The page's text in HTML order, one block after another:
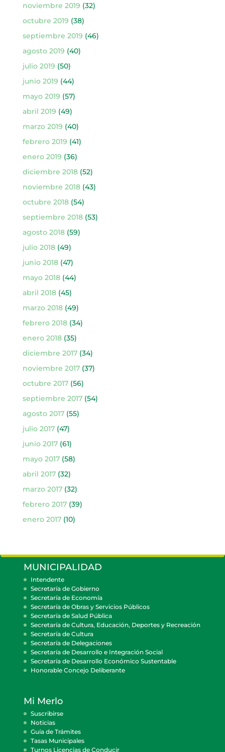
noviembre 2019 (32)
octubre 2019 (38)
septiembre 2019 (46)
agosto 2019 (40)
julio 2019 (50)
junio 2019 (44)
mayo 2019 (57)
abril 2019 (49)
marzo 2019 (40)
febrero 2019 (41)
enero 2019 (36)
diciembre 2018(52)
noviembre 2018(43)
octubre 2018(54)
septiembre 2018(53)
agosto 2018(59)
julio 2018(49)
junio 2018(47)
mayo 2018(44)
abril 2018(45)
marzo 2018(49)
febrero 2018(34)
enero 2018(35)
diciembre 2017(34)
noviembre 2017(37)
octubre 2017(56)
septiembre 2017(54)
agosto 2017(55)
julio 2017(47)
junio 2017(61)
mayo 2017(58)
abril 2017(32)
marzo 2017(32)
febrero 2017(39)
enero 2017(10)
MUNICIPALIDAD
Intendente
Secretaría de Gobierno
Secretaría de Economía
Secretaría de Obras y Servicios Públicos
Secretaría de Salud Pública
Secretaría de Cultura, Educación, Deportes y Recreación
Secretaría de Cultura
Secretaría de Delegaciones
Secretaría de Desarrollo e Integración Social
Secretaría de Desarrollo Económico Sustentable
Honorable Concejo Deliberante
Mi Merlo
Suscribirse
Noticias
Guía de Trámites
Tasas Municipales
Turnos Licencias de Conducir